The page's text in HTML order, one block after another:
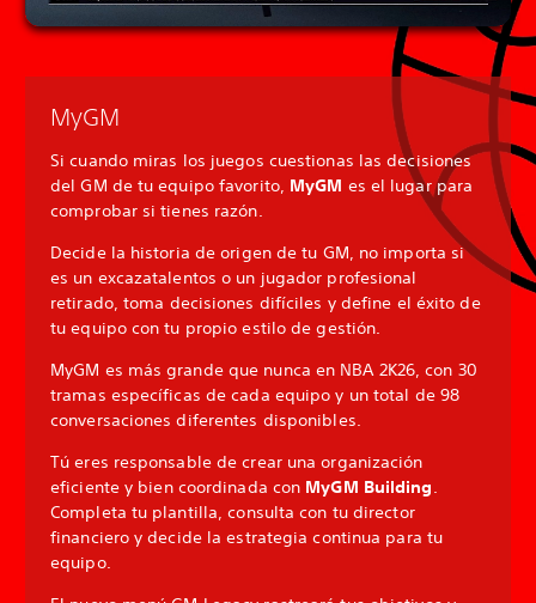
MyGM
Si cuando miras los juegos cuestionas las decisiones
del GM de tu equipo favorito, MyGM es el lugar para
comprobar si tienes razón.
Decide la historia de origen de tu GM, no importa si
es un excazatalentos o un jugador profesional
retirado, toma decisiones difíciles y define el éxito de
tu equipo con tu propio estilo de gestión.
MyGM es más grande que nunca en NBA 2K26, con 30
tramas específicas de cada equipo y un total de 98
conversaciones diferentes disponibles.
Tú eres responsable de crear una organización
eficiente y bien coordinada con MyGM Building.
Completa tu plantilla, consulta con tu director
financiero y decide la estrategia continua para tu
equipo.